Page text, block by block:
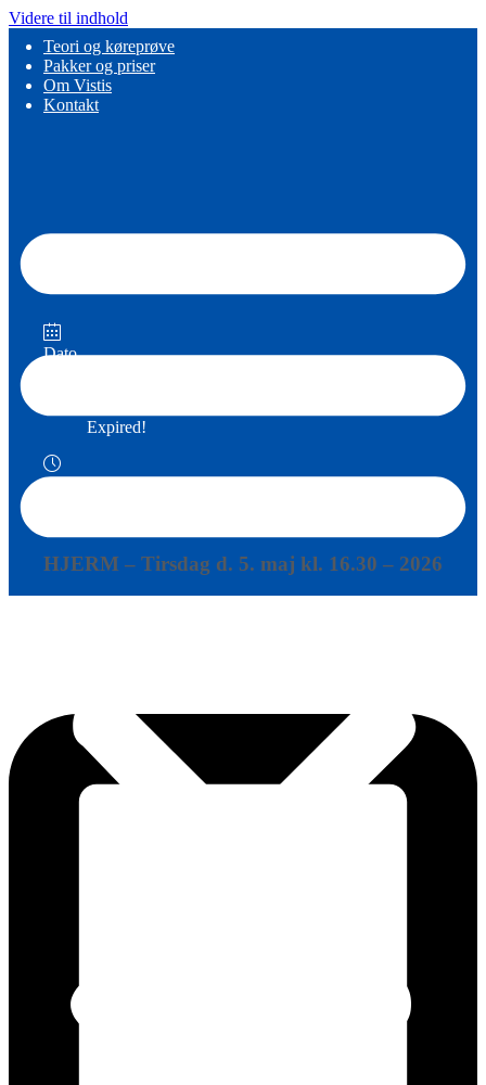
Videre til indhold
Teori og køreprøve
Pakker og priser
Om Vistis
Kontakt
Dato
Expired!
HJERM – Tirsdag d. 5. maj kl. 16.30 – 2026